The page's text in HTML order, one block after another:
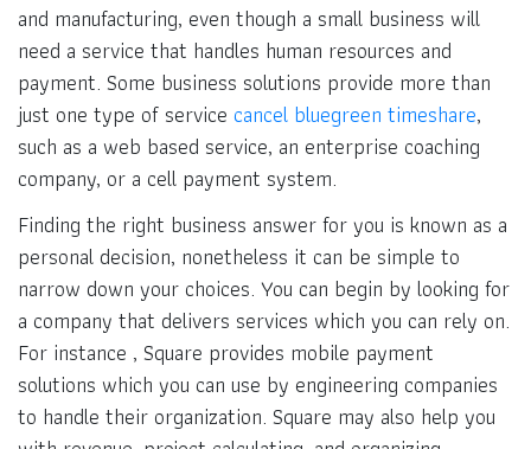
and manufacturing, even though a small business will
need a service that handles human resources and
payment. Some business solutions provide more than
just one type of service cancel bluegreen timeshare,
such as a web based service, an enterprise coaching
company, or a cell payment system.
Finding the right business answer for you is known as a
personal decision, nonetheless it can be simple to
narrow down your choices. You can begin by looking for
a company that delivers services which you can rely on.
For instance , Square provides mobile payment
solutions which you can use by engineering companies
to handle their organization. Square may also help you